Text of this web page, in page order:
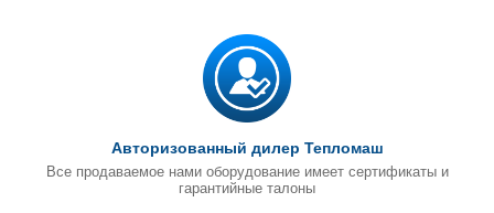
Авторизованный дилер Тепломаш
Все продаваемое нами оборудование имеет сертификаты и
гарантийные талоны